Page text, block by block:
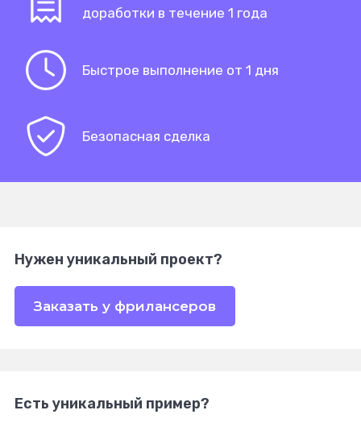
доработки в течение 1 года
Быстрое выполнение от 1 дня
Безопасная сделка
Нужен уникальный проект?
Заказать у фрилансеров
Есть уникальный пример?